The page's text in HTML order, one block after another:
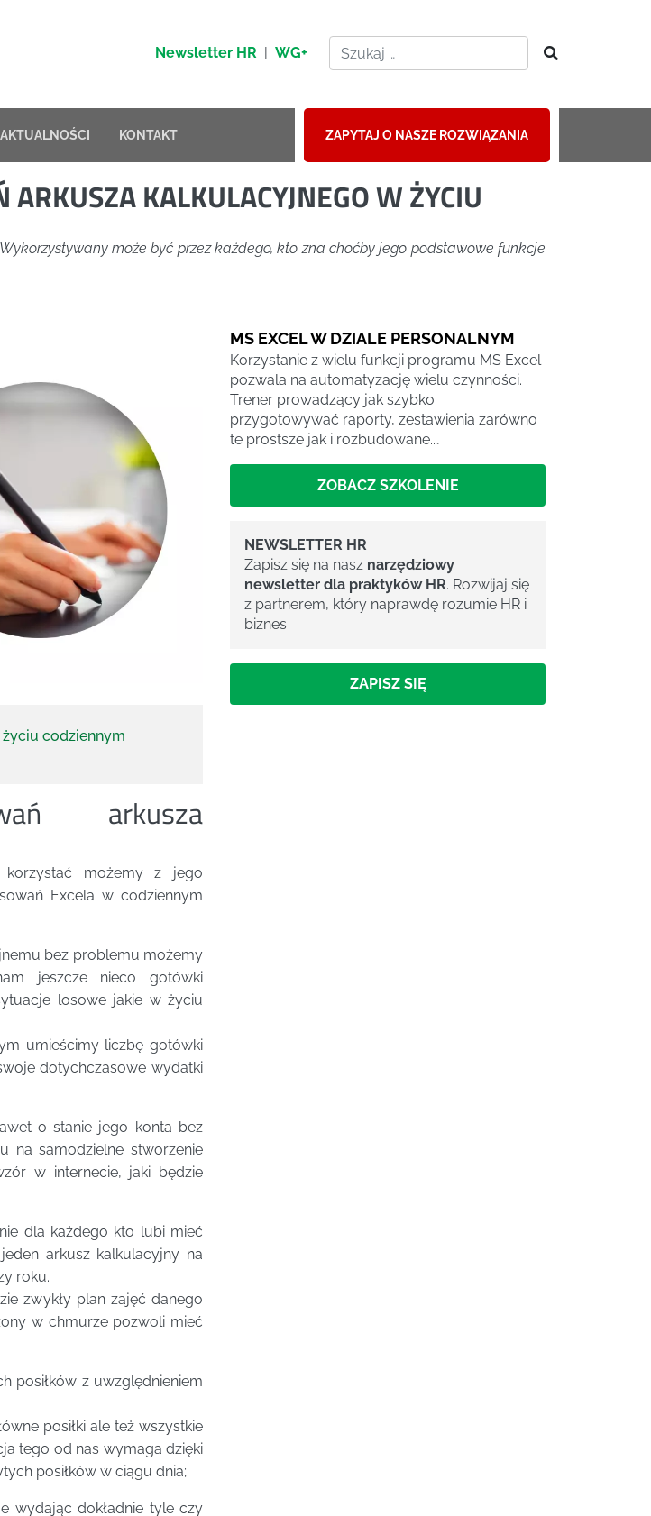
Newsletter HR | WG+
AKTUALNOŚCI KONTAKT ZAPYTAJ O NASZE ROZWIĄZANIA
KALKULACYJNEGO W ŻYCIU
może być przez każdego, kto zna choćby jego podstawowe funkcje
codziennym
arkusza
możemy z jego
Excela w codziennym
bez problemu możemy
jeszcze nieco gotówki
losowe jakie w życiu
umieścimy liczbę gotówki
dotychczasowe wydatki
o stanie jego konta bez
na samodzielne stworzenie
w internecie, jaki będzie
dla każdego kto lubi mieć
arkusz kalkulacyjny na
roku.
zwykły plan zajęć danego
w chmurze pozwoli mieć
posiłków z uwzględnieniem
posiłki ale też wszystkie
tego od nas wymaga dzięki
posiłków w ciągu dnia;
wydając dokładnie tyle czy
MS EXCEL W DZIALE PERSONALNYM
Korzystanie z wielu funkcji programu MS Excel
pozwala na automatyzację wielu czynności.
Trener prowadzący jak szybko
przygotowywać raporty, zestawienia zarówno
te prostsze jak i rozbudowane.…
ZOBACZ SZKOLENIE
NEWSLETTER HR
Zapisz się na nasz narzędziowy
newsletter dla praktyków HR. Rozwijaj się
z partnerem, który naprawdę rozumie HR i
biznes
ZAPISZ SIĘ